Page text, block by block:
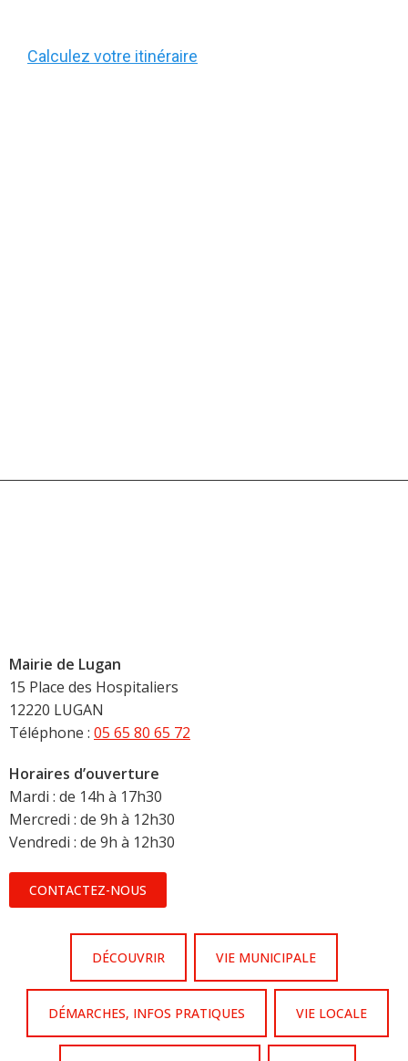
Calculez votre itinéraire
Mairie de Lugan
15 Place des Hospitaliers
12220 LUGAN
Téléphone : 05 65 80 65 72
Horaires d’ouverture
Mardi : de 14h à 17h30
Mercredi : de 9h à 12h30
Vendredi : de 9h à 12h30
CONTACTEZ-NOUS
DÉCOUVRIR VIE MUNICIPALE
DÉMARCHES, INFOS PRATIQUES VIE LOCALE